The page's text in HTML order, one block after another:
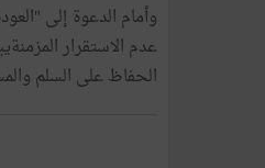
وأمام الدعوة إلى
عدم الاستقرار
الحفاظ على السلم